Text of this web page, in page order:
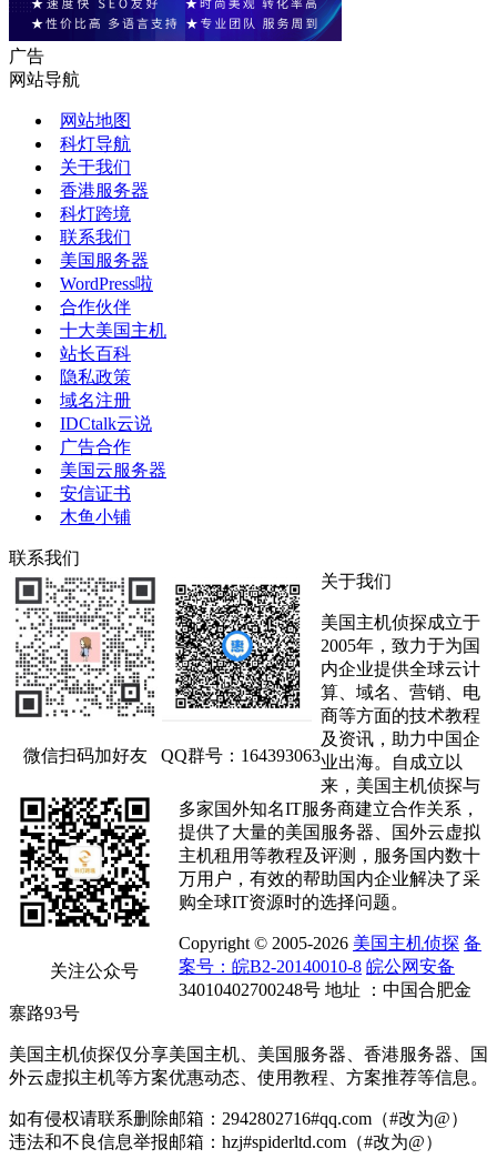
广告
网站导航
网站地图
科灯导航
关于我们
香港服务器
科灯跨境
联系我们
美国服务器
WordPress啦
合作伙伴
十大美国主机
站长百科
隐私政策
域名注册
IDCtalk云说
广告合作
美国云服务器
安信证书
木鱼小铺
联系我们
微信扫码加好友 QQ群号：164393063
关注公众号
关于我们
美国主机侦探成立于
2005年，致力于为国
内企业提供全球云计
算、域名、营销、电
商等方面的技术教程
及资讯，助力中国企
业出海。自成立以
来，美国主机侦探与
多家国外知名IT服务商建立合作关系，
提供了大量的美国服务器、国外云虚拟
主机租用等教程及评测，服务国内数十
万用户，有效的帮助国内企业解决了采
购全球IT资源时的选择问题。
Copyright © 2005-2026 美国主机侦探 备
案号：皖B2-20140010-8 皖公网安备
34010402700248号 地址 ：中国合肥金
寨路93号
美国主机侦探仅分享美国主机、美国服务器、香港服务器、国
外云虚拟主机等方案优惠动态、使用教程、方案推荐等信息。
如有侵权请联系删除邮箱：2942802716#qq.com（#改为@）
违法和不良信息举报邮箱：hzj#spiderltd.com（#改为@）